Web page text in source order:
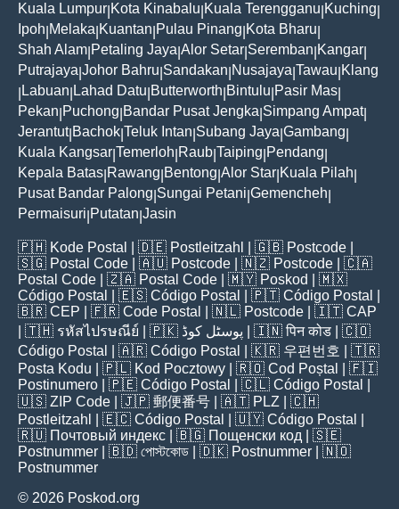
Kuala Lumpur Kota Kinabalu Kuala Terengganu Kuching
Ipoh Melaka Kuantan Pulau Pinang Kota Bharu
Shah Alam Petaling Jaya Alor Setar Seremban Kangar
Putrajaya Johor Bahru Sandakan Nusajaya Tawau Klang
Labuan Lahad Datu Butterworth Bintulu Pasir Mas
Pekan Puchong Bandar Pusat Jengka Simpang Ampat|
Jerantut| Bachok Teluk Intan Subang Jaya Gambang
Kuala Kangsar Temerloh Raub Taiping Pendang
Kepala Batas Rawang Bentong Alor Star Kuala Pilah
Pusat Bandar Palong Sungai Petani Gemencheh
Permaisuri Putatan Jasin
🇵🇭 Kode Postal | 🇩🇪 Postleitzahl | 🇬🇧 Postcode
🇸🇬 Postal Code | 🇦🇺 Postcode | 🇳🇿 Postcode | 🇨🇦
Postal Code | 🇿🇦 Postal Code | 🇲🇾 Poskod
| 🇲🇽
Código Postal
| 🇪🇸 Código Postal | 🇵🇹 Código Postal
🇧🇷 CEP | 🇫🇷 Code Postal | 🇳🇱 Postcode | 🇮🇹 CAP
| 🇹🇭 รหัสไปรษณีย์ | 🇵🇰 پوسٹل کوڈ | 🇮🇳पिन कोड | 🇨🇴
Código Postal
| 🇦🇷 Código Postal | 🇰🇷 우편번호
| 🇹🇷
Posta Kodu | 🇵🇱 Kod Pocztowy | 🇷🇴 Cod Poștal
| 🇫🇮
Postinumero | 🇵🇪 Código Postal | 🇨🇱 Código Postal
🇺🇸 ZIP Code | 🇯🇵 郵便番号 | 🇦🇹 PLZ | 🇨🇭
Postleitzahl
| 🇪🇨 Código Postal | 🇺🇾 Código Postal
🇷🇺 Почтовый индекс | 🇧🇬 Пощенски код | 🇸🇪
Postnummer | 🇧🇩 পোস্টকোড | 🇩🇰 Postnummer | 🇳🇴
Postnummer
© 2026 Poskod.org